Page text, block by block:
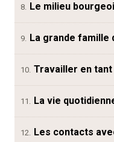
8. Le milieu
9. La grande famille
10. Travailler en
11. La vie
12. Les contacts